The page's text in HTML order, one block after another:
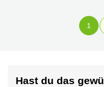
1
Hast du das